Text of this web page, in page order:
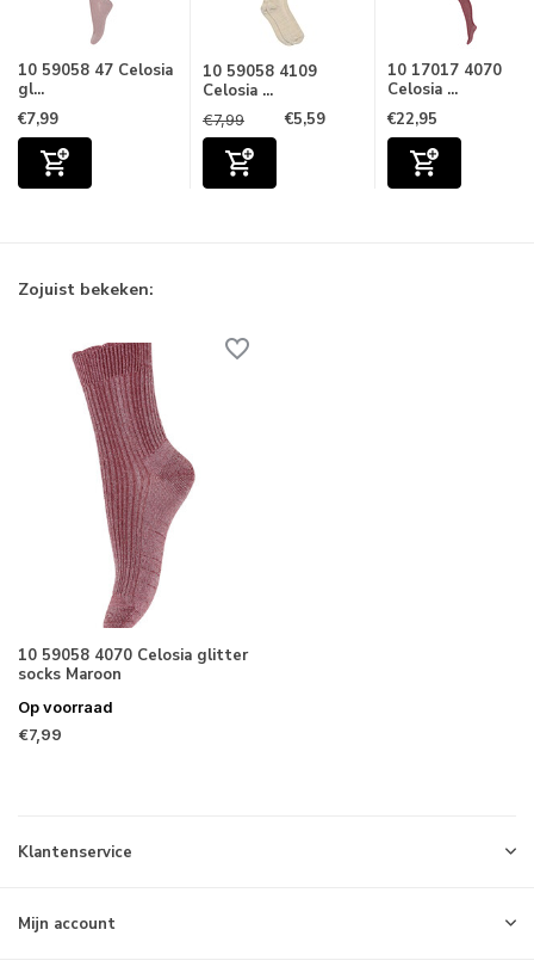
10 59058 47 Celosia
gl...
€7,99
10 59058 4109
Celosia ...
€7,99 €5,59
10 17017 4070
Celosia ...
€22,95
Zojuist bekeken:
10 59058 4070 Celosia glitter
socks Maroon
Op voorraad
€7,99
Klantenservice
Mijn account